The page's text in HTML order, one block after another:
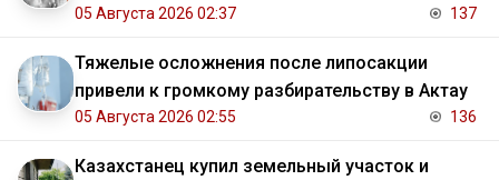
05 Августа 2026 02:37 137
Тяжелые осложнения после липосакции
привели к громкому разбирательству в Актау
05 Августа 2026 02:55 136
Казахстанец купил земельный участок и